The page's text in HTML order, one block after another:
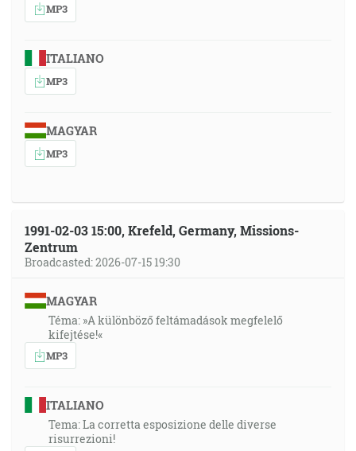
MP3
ITALIANO
MP3
MAGYAR
MP3
1991-02-03 15:00, Krefeld, Germany, Missions-
Zentrum
Broadcasted: 2026-07-15 19:30
MAGYAR
Téma: »A különböző feltámadások megfelelő
kifejtése!«
MP3
ITALIANO
Tema: La corretta esposizione delle diverse
risurrezioni!